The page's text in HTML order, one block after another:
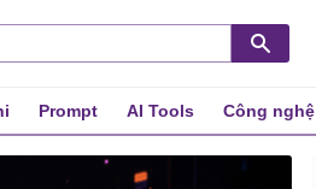
Prompt AI Tools Công nghệ